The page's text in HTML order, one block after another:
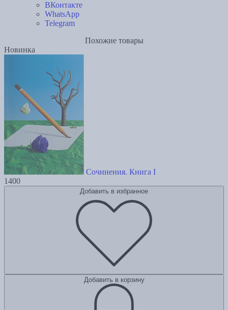
ВКонтакте
WhatsApp
Telegram
Похожие товары
Новинка
Сочинения. Книга I
1400
Добавить в избранное
Добавить в корзину